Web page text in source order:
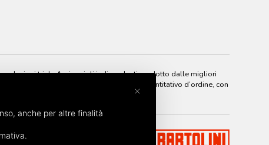
selezioni triple A, vignaioli indipendenti prodotto dalle migliori
e sicuro, senza nessun minimo quantitativo d’ordine, con
anche per altre finalità
×